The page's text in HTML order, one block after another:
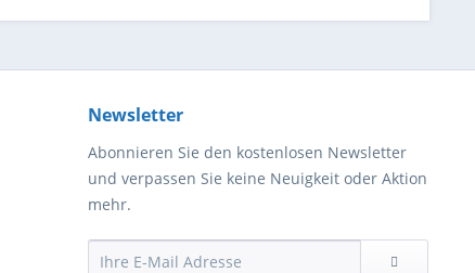
Newsletter
Abonnieren Sie den kostenlosen Newsletter
und verpassen Sie keine Neuigkeit oder Aktion
mehr.